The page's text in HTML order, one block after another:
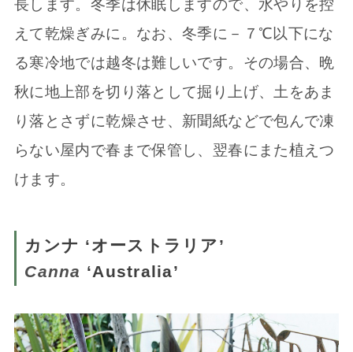
長します。冬季は休眠しますので、水やりを控
えて乾燥ぎみに。なお、冬季に－７℃以下にな
る寒冷地では越冬は難しいです。その場合、晩
秋に地上部を切り落として掘り上げ、土をあま
り落とさずに乾燥させ、新聞紙などで包んで凍
らない屋内で春まで保管し、翌春にまた植えつ
けます。
カンナ ‘オーストラリア’
Canna ‘Australia’